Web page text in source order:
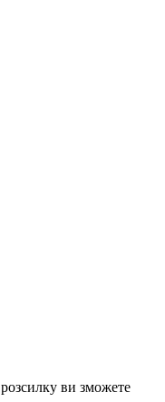
ви зможете